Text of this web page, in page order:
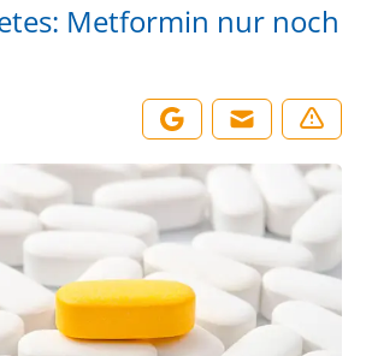
Metformin nur noch